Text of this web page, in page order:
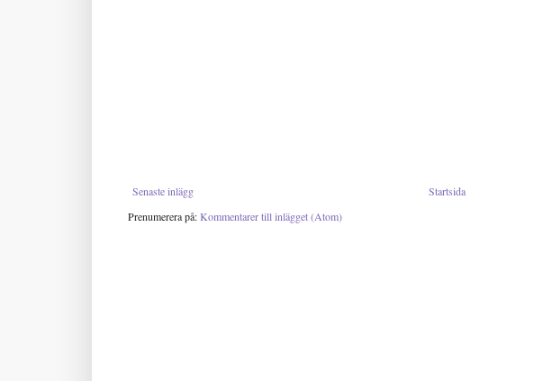
Senaste inlägg
Startsida
Prenumerera på:Kommentarer till inlägget (Atom)